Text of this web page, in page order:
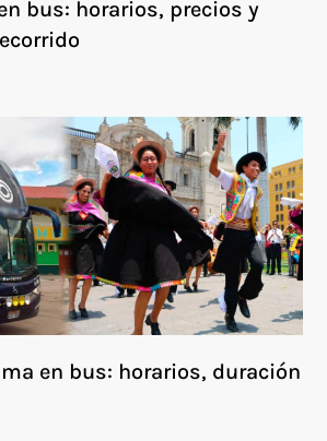
bus: horarios, precios y
en bus: horarios, duración